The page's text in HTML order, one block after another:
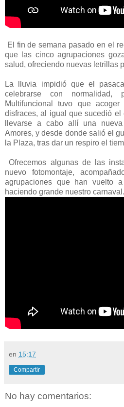
El fin de semana pasado en el
que las cinco agrupaciones
salud, ofreciendo nuevas letrillas
La lluvia impidió que el
celebrarse con
Multifuncional tuvo que
disfraces, al igual que sucedió el
llevarse a cabo allí una
Amores, y desde donde salió el
la Plaza, tras dar un respiro el
Ofrecemos algunas de las
nuevo fotomontaje,
agrupaciones que han vuelto
haciendo grande nuestro carnaval.
en 15:17
Compartir
No hay comentarios: